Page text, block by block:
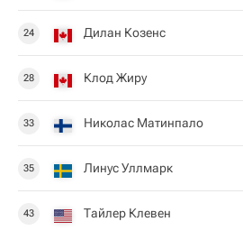
24 Дилан Козенс
28 Клод Жиру
33 Николас Матинпало
35 Линус Уллмарк
43 Тайлер Клевен